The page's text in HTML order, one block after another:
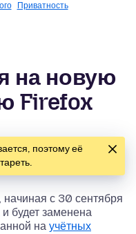
Приватность
на новую
Firefox
поэтому её
с 30 сентября
будет заменена
на учётных